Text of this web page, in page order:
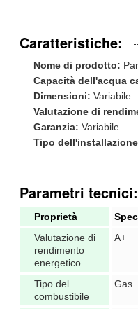
Caratteristiche:
Nome di prodotto:
Capacità dell'acqua
Dimensioni: Variabile
Valutazione di
Garanzia: Variabile
Tipo
Parametri tecnici:
Proprietà
Valutazione di
rendimento
energetico
A+
Tipo del
combustibile
Gas